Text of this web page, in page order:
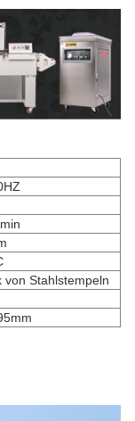
von Stahlstempeln